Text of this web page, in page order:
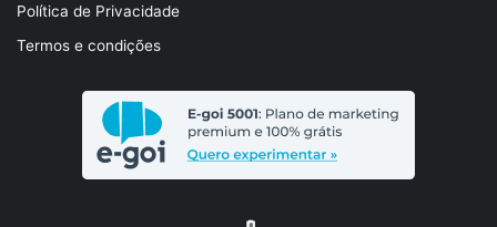
Política de Privacidade
Termos e condições